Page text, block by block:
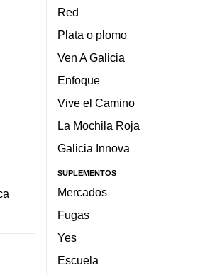
Red
Plata o plomo
Ven A Galicia
Enfoque
Vive el Camino
La Mochila Roja
Galicia Innova
SUPLEMENTOS
Mercados
Fugas
Yes
Escuela